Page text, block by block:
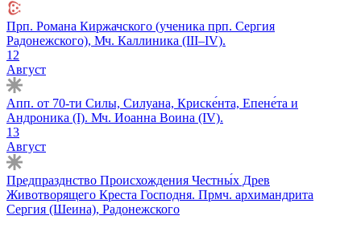
Прп. Романа Киржачского (ученика прп. Сергия
Радонежского), Мч. Каллиника (III–IV).
12
Август
Апп. от 70-ти Силы, Силуана, Криске́нта, Епене́та и
Андроника (I). Мч. Иоанна Воина (IV).
13
Август
Предпразднство Происхождения Честны́х Древ
Животворящего Креста Господня. Прмч. архимандрита
Сергия (Шеина), Радонежского